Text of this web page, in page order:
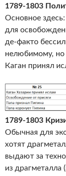
1789-1803
Основное
для
де-факто
нелюбимому, но
Каган принял
1789-1803
Обычная для
хотят
выдают за
из драгметалла